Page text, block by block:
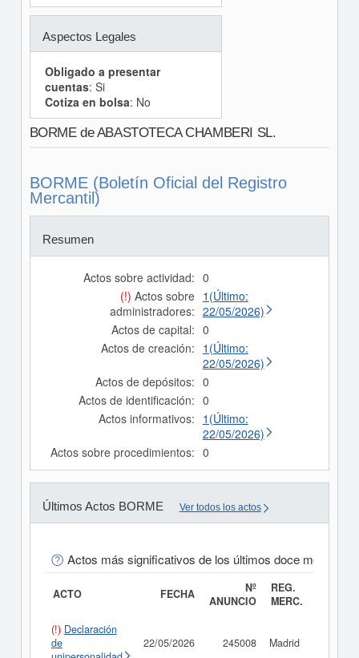
Aspectos Legales
Obligado a presentar
cuentas: Si
Cotiza en bolsa: No
BORME de ABASTOTECA CHAMBERI SL.
BORME (Boletín Oficial del Registro
Mercantil)
Resumen
Actos sobre actividad: 0
(!) Actos sobre
administradores:
1(Último:
22/05/2026)
Actos de capital: 0
Actos de creación: 1(Último:
22/05/2026)
Actos de depósitos: 0
Actos de identificación: 0
Actos informativos: 1(Último:
22/05/2026)
Actos sobre procedimientos: 0
Últimos Actos BORME Ver todos los actos
Actos más significativos de los últimos doce meses
ACTO FECHA
Nº
ANUNCIO
REG.
MERC.
(!) Declaración
de
22/05/2026 245008 Madrid